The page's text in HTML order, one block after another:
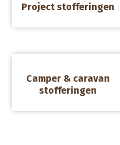
Project stofferingen
Camper & caravan
stofferingen